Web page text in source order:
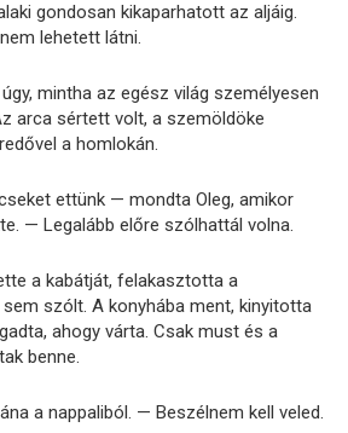
gondosan kikaparhatott az aljáig.
lehetett látni.
mintha az egész világ személyesen
arca sértett volt, a szemöldöke
a homlokán.
ettünk — mondta Oleg, amikor
— Legalább előre szólhattál volna.
a kabátját, felakasztotta a
szólt. A konyhába ment, kinyitotta
ahogy várta. Csak must és a
benne.
a nappaliból. — Beszélnem kell veled.